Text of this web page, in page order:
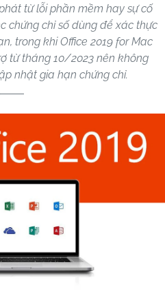
từ lỗi phần mềm hay sự cố
chứng chỉ số dùng để xác thực
trong khi Office 2019 for Mac
từ tháng 10/2023 nên không
nhật gia hạn chứng chỉ.